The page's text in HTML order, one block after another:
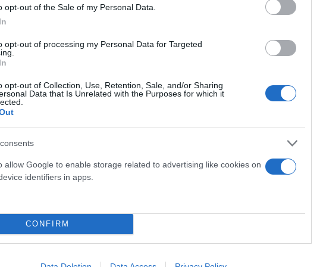
opt-out of the Sale of my Personal Data.
opt-out of processing my Personal Data for Targeted
opt-out of Collection, Use, Retention, Sale, and/or Sharing
Data that Is Unrelated with the Purposes for which it
allow Google to enable storage related to advertising like cookies on
identifiers in apps.
CONFIRM
«παρών» στην κηδεία του ποντίφικα θα είναι και ο
οποίος αναμένεται να φτάσει στη Ρώμη αύριο Σάββατο (26/4).